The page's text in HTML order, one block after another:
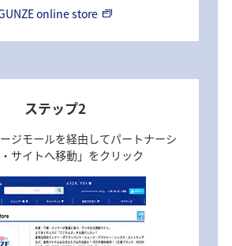
online store
ステップ2
ージモールを経由してパートナーシ
サイトへ移動」をクリック